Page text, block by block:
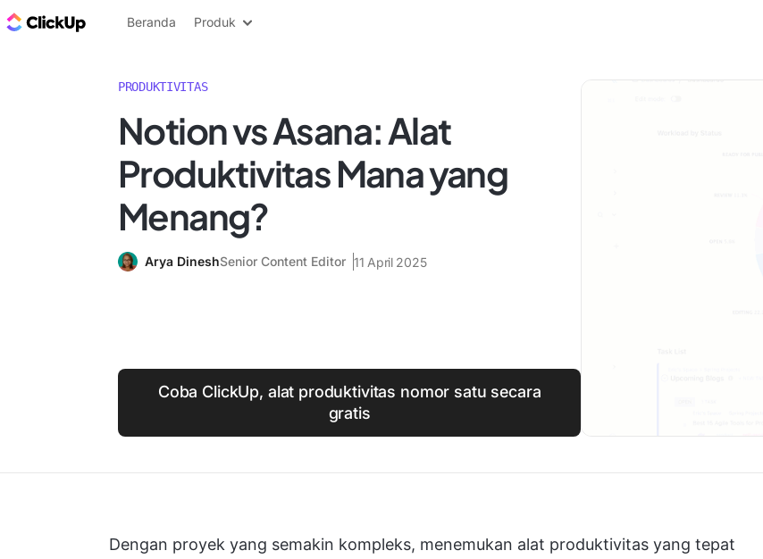
Blog ClickUp
Beranda Produk
PRODUKTIVITAS
Notion vs Asana: Alat
Produktivitas Mana yang
Menang?
Arya DineshSenior Content Editor 11 April 2025
Coba ClickUp, alat produktivitas nomor satu secara
gratis
Dengan proyek yang semakin kompleks, menemukan alat produktivitas yang tepat